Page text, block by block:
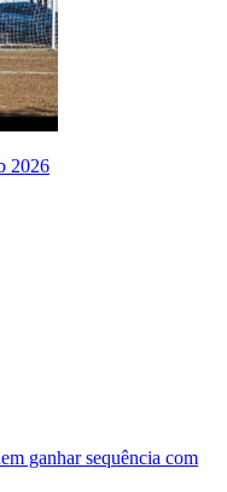
2026
ganhar sequência com